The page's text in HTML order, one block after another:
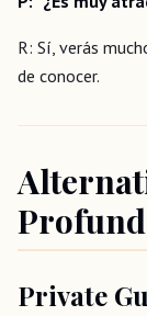
R: Sí, verás
de conocer.
Private